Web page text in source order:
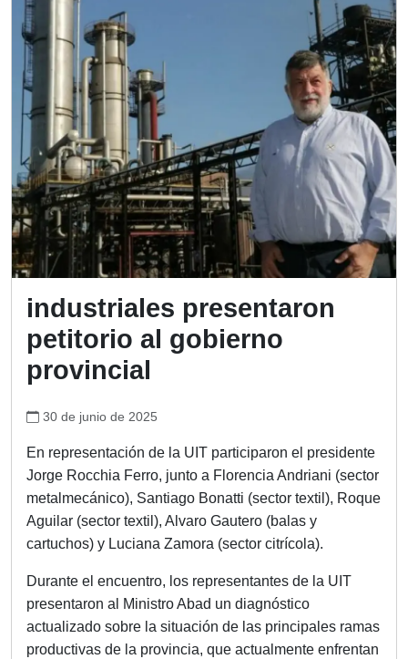
industriales presentaron
petitorio al gobierno
provincial
30 de junio de 2025
En representación de la UIT participaron el presidente
Jorge Rocchia Ferro, junto a Florencia Andriani (sector
metalmecánico), Santiago Bonatti (sector textil), Roque
Aguilar (sector textil), Alvaro Gautero (balas y
cartuchos) y Luciana Zamora (sector citrícola).
Durante el encuentro, los representantes de la UIT
presentaron al Ministro Abad un diagnóstico
actualizado sobre la situación de las principales ramas
productivas de la provincia, que actualmente enfrentan